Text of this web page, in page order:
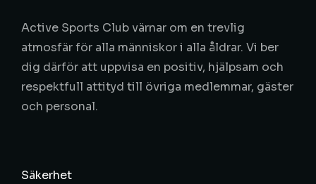
Active Sports Club värnar om en trevlig
atmosfär för alla människor i alla åldrar. Vi ber
dig därför att uppvisa en positiv, hjälpsam och
respektfull attityd till övriga medlemmar, gäster
och personal.
Säkerhet